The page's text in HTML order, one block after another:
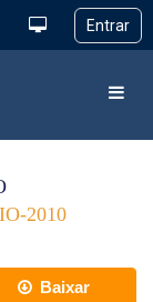
2010
Baixar